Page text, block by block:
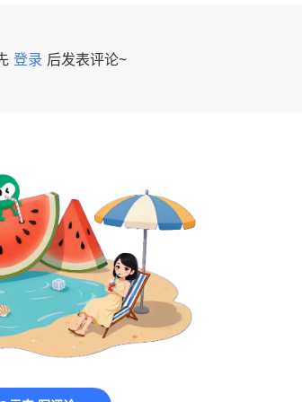
登录 后发表评论~